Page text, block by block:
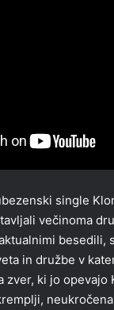
single
večinoma
besedili,
in družbe v
zver, ki jo opevajo